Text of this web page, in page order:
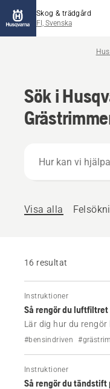
Skog & trädgård
FI, Svenska
Sök i
kan
till?
Visa alla
16 resultat
Instruktioner
Så rengör du
Lär dig hur du
röjsåg från
#bensindriven
Instruktioner
Så rengör du tändstift